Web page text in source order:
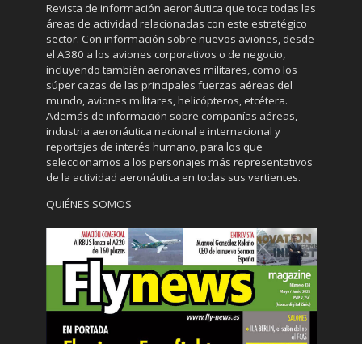
Revista de información aeronáutica que toca todas las
áreas de actividad relacionadas con este estratégico
sector. Con información sobre nuevos aviones, desde
el A380 a los aviones corporativos o de negocio,
incluyendo también aeronaves militares, como los
súper cazas de las principales fuerzas aéreas del
mundo, aviones militares, helicópteros, etcétera.
Además de información sobre compañías aéreas,
industria aeronáutica nacional e internacional y
reportajes de interés humano, para los que
seleccionamos a los personajes más representativos
de la actividad aeronáutica en todas sus vertientes.
QUIÉNES SOMOS